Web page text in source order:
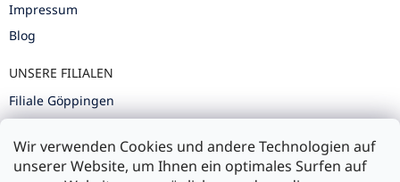
Wir verwenden Cookies und andere Technologien auf
unserer Website, um Ihnen ein optimales Surfen auf
Impressum
Blog
UNSERE FILIALEN
Filiale Göppingen
Filiale Ulm